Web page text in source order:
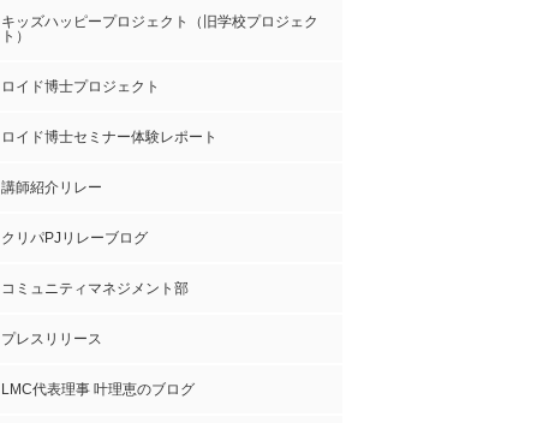
キッズハッピープロジェクト（旧学校プロジェク
ト）
ロイド博士プロジェクト
ロイド博士セミナー体験レポート
講師紹介リレー
クリパPJリレーブログ
コミュニティマネジメント部
プレスリリース
LMC代表理事 叶理恵のブログ